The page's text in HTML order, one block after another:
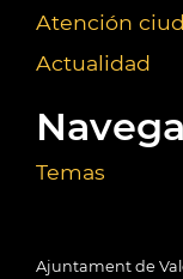
Atención
Actualidad
Temas
Ajuntament de